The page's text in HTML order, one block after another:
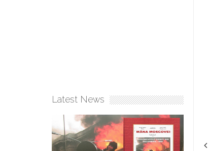
Latest News